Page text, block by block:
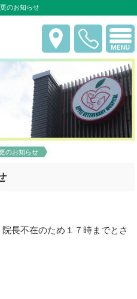
のお知らせ
のお知らせ
長不在のため１７時までとさ